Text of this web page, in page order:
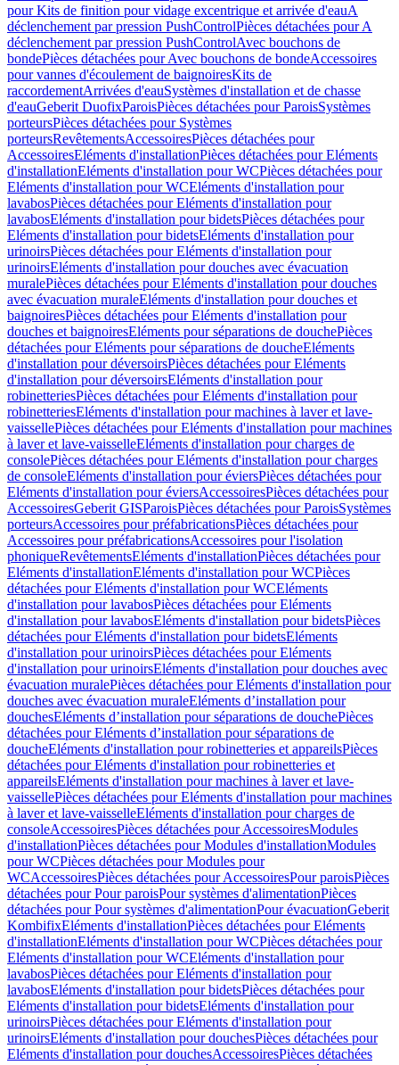
pour Kits de finition pour vidage excentrique et arrivée d'eauA
déclenchement par pression PushControlPièces détachées pour A
déclenchement par pression PushControlAvec bouchons de
bondePièces détachées pour Avec bouchons de bondeAccessoires
pour vannes d'écoulement de baignoiresKits de
raccordementArrivées d'eauSystèmes d'installation et de chasse
d'eauGeberit DuofixParoisPièces détachées pour ParoisSystèmes
porteursPièces détachées pour Systèmes
porteursRevêtementsAccessoiresPièces détachées pour
AccessoiresEléments d'installationPièces détachées pour Eléments
d'installationEléments d'installation pour WCPièces détachées pour
Eléments d'installation pour WCEléments d'installation pour
lavabosPièces détachées pour Eléments d'installation pour
lavabosEléments d'installation pour bidetsPièces détachées pour
Eléments d'installation pour bidetsEléments d'installation pour
urinoirsPièces détachées pour Eléments d'installation pour
urinoirsEléments d'installation pour douches avec évacuation
muralePièces détachées pour Eléments d'installation pour douches
avec évacuation muraleEléments d'installation pour douches et
baignoiresPièces détachées pour Eléments d'installation pour
douches et baignoiresEléments pour séparations de douchePièces
détachées pour Eléments pour séparations de doucheEléments
d'installation pour déversoirsPièces détachées pour Eléments
d'installation pour déversoirsEléments d'installation pour
robinetteriesPièces détachées pour Eléments d'installation pour
robinetteriesEléments d'installation pour machines à laver et lave-
vaissellePièces détachées pour Eléments d'installation pour machines
à laver et lave-vaisselleEléments d'installation pour charges de
consolePièces détachées pour Eléments d'installation pour charges
de consoleEléments d'installation pour éviersPièces détachées pour
Eléments d'installation pour éviersAccessoiresPièces détachées pour
AccessoiresGeberit GISParoisPièces détachées pour ParoisSystèmes
porteursAccessoires pour préfabricationsPièces détachées pour
Accessoires pour préfabricationsAccessoires pour l'isolation
phoniqueRevêtementsEléments d'installationPièces détachées pour
Eléments d'installationEléments d'installation pour WCPièces
détachées pour Eléments d'installation pour WCEléments
d'installation pour lavabosPièces détachées pour Eléments
d'installation pour lavabosEléments d'installation pour bidetsPièces
détachées pour Eléments d'installation pour bidetsEléments
d'installation pour urinoirsPièces détachées pour Eléments
d'installation pour urinoirsEléments d'installation pour douches avec
évacuation muralePièces détachées pour Eléments d'installation pour
douches avec évacuation muraleEléments d’installation pour
douchesEléments d’installation pour séparations de douchePièces
détachées pour Eléments d’installation pour séparations de
doucheEléments d'installation pour robinetteries et appareilsPièces
détachées pour Eléments d'installation pour robinetteries et
appareilsEléments d'installation pour machines à laver et lave-
vaissellePièces détachées pour Eléments d'installation pour machines
à laver et lave-vaisselleEléments d'installation pour charges de
consoleAccessoiresPièces détachées pour AccessoiresModules
d'installationPièces détachées pour Modules d'installationModules
pour WCPièces détachées pour Modules pour
WCAccessoiresPièces détachées pour AccessoiresPour paroisPièces
détachées pour Pour paroisPour systèmes d'alimentationPièces
détachées pour Pour systèmes d'alimentationPour évacuationGeberit
KombifixEléments d'installationPièces détachées pour Eléments
d'installationEléments d'installation pour WCPièces détachées pour
Eléments d'installation pour WCEléments d'installation pour
lavabosPièces détachées pour Eléments d'installation pour
lavabosEléments d'installation pour bidetsPièces détachées pour
Eléments d'installation pour bidetsEléments d'installation pour
urinoirsPièces détachées pour Eléments d'installation pour
urinoirsEléments d'installation pour douchesPièces détachées pour
Eléments d'installation pour douchesAccessoiresPièces détachées